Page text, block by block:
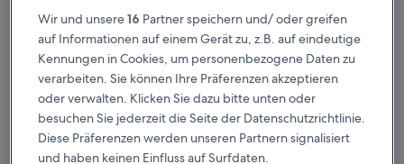
Mehr sparen mit Preisen für Mitglieder
Überprüfe die Preise für diese Daten
Nächstes Wochenende
14. Aug. - 16. Aug.
In zwei Wochen
21. Aug. - 23. Aug.
Wir und unsere16 Partner speichern und/ oder greifen
auf Informationen auf einem Gerät zu, z.B. auf eindeutige
Kennungen in Cookies, um personenbezogene Daten zu
verarbeiten. Sie können Ihre Präferenzen akzeptieren
oder verwalten. Klicken Sie dazu bitte unten oder
besuchen Sie jederzeit die Seite der Datenschutzrichtlinie.
Diese Präferenzen werden unseren Partnern signalisiert
und haben keinen Einfluss auf Surfdaten.